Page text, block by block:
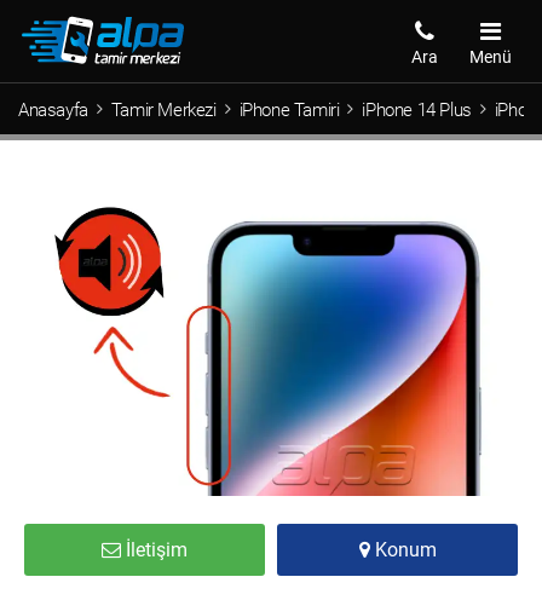
Menü
Ara
Anasayfa Tamir Merkezi iPhone Tamiri iPhone 14 Plus
İletişim Konum